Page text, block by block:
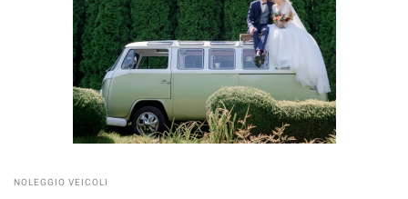
NOLEGGIO VEICOLI